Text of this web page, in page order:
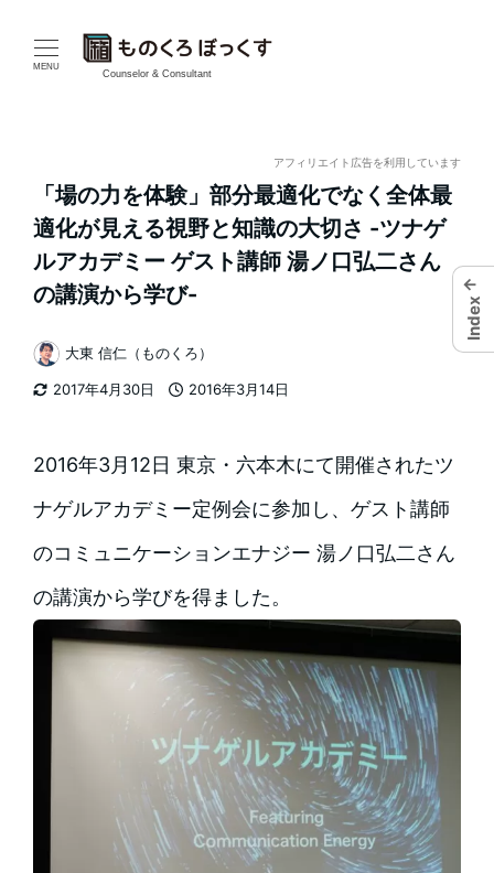
MENU
Counselor & Consultant
アフィリエイト広告を利用しています
「場の力を体験」部分最適化でなく全体最
適化が見える視野と知識の大切さ -ツナゲ
ルアカデミー ゲスト講師 湯ノ口弘二さん
の講演から学び-
2017年4月30日
2016年3月14日
著
者
大東 信仁（ものくろ）
2016年3月12日 東京・六本木にて開催されたツ
ナゲルアカデミー定例会に参加し、ゲスト講師
のコミュニケーションエナジー 湯ノ口弘二さん
の講演から学びを得ました。
←
Index